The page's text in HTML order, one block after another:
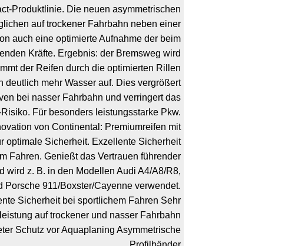
Produktlinie. Die neuen asymmetrischen
auf trockener Fahrbahn neben einer
auch eine optimierte Aufnahme der beim
Kräfte. Ergebnis: der Bremsweg wird
der Reifen durch die optimierten Rillen
deutlich mehr Wasser auf. Dies vergrößert
bei nasser Fahrbahn und verringert das
Für besonders leistungsstarke Pkw.
von Continental: Premiumreifen mit
optimale Sicherheit. Exzellente Sicherheit
Fahren. Genießt das Vertrauen führender
wird z. B. in den Modellen Audi A4/A8/R8,
Porsche 911/Boxster/Cayenne verwendet.
Sicherheit bei sportlichem Fahren Sehr
auf trockener und nasser Fahrbahn
Schutz vor Aquaplaning Asymmetrische